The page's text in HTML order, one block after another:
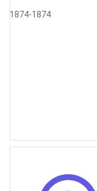
1874-1874